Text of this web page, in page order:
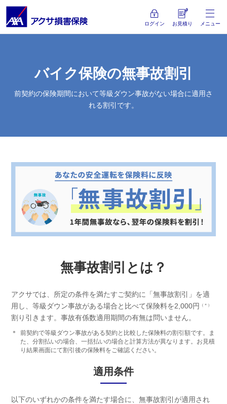
ログイン お見積り メニュー
バイク保険の無事故割引
前契約の保険期間において等級ダウン事故がない場合に適用さ
れる割引です。
無事故割引とは？
アクサでは、所定の条件を満たすご契約に「無事故割引」を適
用し、等級ダウン事故がある場合と比べて保険料を2,000円
（＊）
割り引きます。事故有係数適用期間の有無は問いません。
＊
前契約で等級ダウン事故がある契約と比較した保険料の割引額です。ま
た、分割払いの場合、一括払いの場合と計算方法が異なります。お見積
り結果画面にて割引後の保険料をご確認ください。
適用条件
以下のいずれかの条件を満たす場合に、無事故割引が適用され